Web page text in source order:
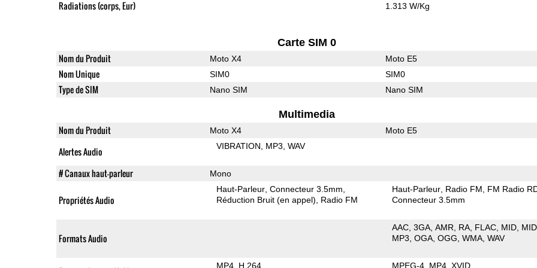
Radiations (corps, Eur) 1.313 W/Kg
Carte SIM 0
Nom du Produit Moto X4 Moto E5
Nom Unique SIM0 SIM0
Type de SIM Nano SIM Nano SIM
Multimedia
Nom du Produit Moto X4 Moto E5
Alertes Audio VIBRATION MP3 WAV
# Canaux haut-parleur Mono
Propriétés Audio
Haut-Parleur Connecteur 3.5mm
Réduction Bruit (en appel)
Radio FM
Haut-Parleur Radio FM
FM Radio
Connecteur 3.5mm
Formats Audio
AAC 3GA AMR RA FLAC MID
MP3 OGA OGG WMA WAV
MP4 H.264 MPEG-4 MP4 XVID